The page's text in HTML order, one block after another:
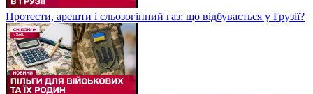
Протести, арешти і сльозогінний газ: що відбувається у Грузії?